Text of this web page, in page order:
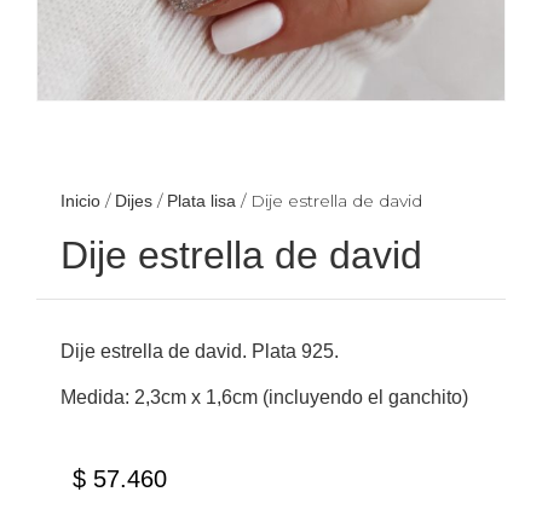
Inicio / Dijes / Plata lisa / Dije estrella de david
Dije estrella de david
Dije estrella de david. Plata 925.
Medida: 2,3cm x 1,6cm (incluyendo el ganchito)
$ 57.460